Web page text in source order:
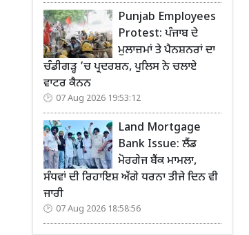
Punjab Employees
Protest: ਪੰਜਾਬ ਦੇ
ਮੁਲਾਜ਼ਮਾਂ ਤੇ ਪੈਨਸ਼ਨਰਾਂ ਦਾ
ਚੰਡੀਗੜ੍ਹ ’ਚ ਪ੍ਰਦਰਸ਼ਨ, ਪੁਲਿਸ ਨੇ ਚਲਾਏ
ਵਾਟਰ ਕੈਨਨ
07 Aug 2026 19:53:12
Land Mortgage
Bank Issue: ਲੈਂਡ
ਮੋਰਗੇਜ ਬੈਂਕ ਮਾਮਲਾ,
ਸੰਧਵਾਂ ਦੀ ਰਿਹਾਇਸ਼ ਅੱਗੇ ਧਰਨਾ ਤੀਜੇ ਦਿਨ ਵੀ
ਜਾਰੀ
07 Aug 2026 18:58:56